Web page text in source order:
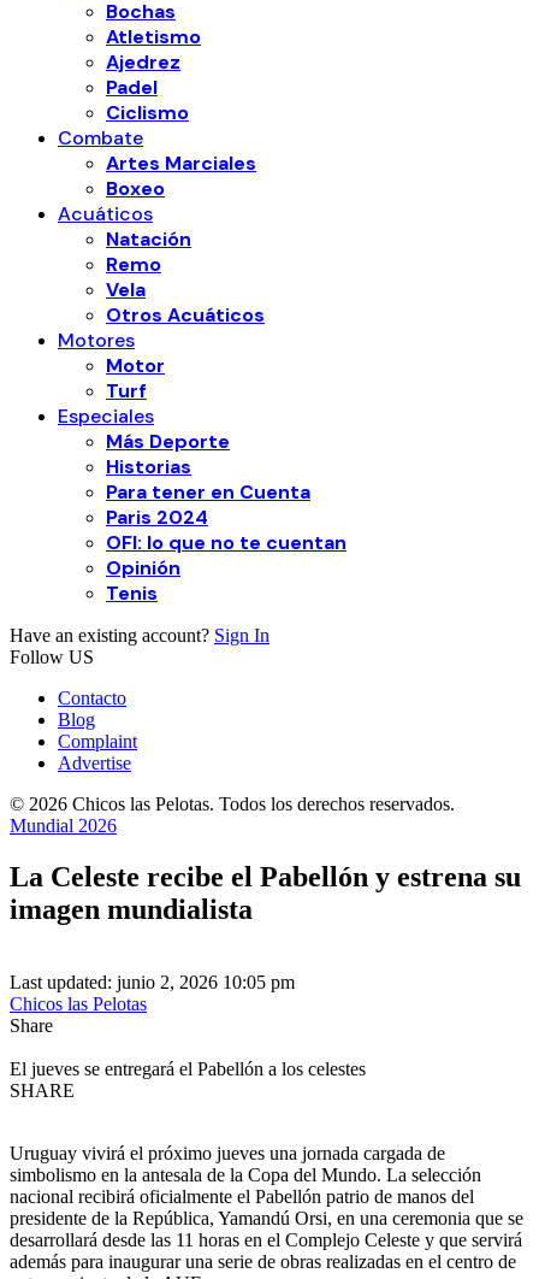
Bochas
Atletismo
Ajedrez
Padel
Ciclismo
Combate
Artes Marciales
Boxeo
Acuáticos
Natación
Remo
Vela
Otros Acuáticos
Motores
Motor
Turf
Especiales
Más Deporte
Historias
Para tener en Cuenta
Paris 2024
OFI: lo que no te cuentan
Opinión
Tenis
Have an existing account? Sign In
Follow US
Contacto
Blog
Complaint
Advertise
© 2026 Chicos las Pelotas. Todos los derechos reservados.
Mundial 2026
La Celeste recibe el Pabellón y estrena su
imagen mundialista
Last updated: junio 2, 2026 10:05 pm
Chicos las Pelotas
Share
El jueves se entregará el Pabellón a los celestes
SHARE
Uruguay vivirá el próximo jueves una jornada cargada de
simbolismo en la antesala de la Copa del Mundo. La selección
nacional recibirá oficialmente el Pabellón patrio de manos del
presidente de la República, Yamandú Orsi, en una ceremonia que se
desarrollará desde las 11 horas en el Complejo Celeste y que servirá
además para inaugurar una serie de obras realizadas en el centro de